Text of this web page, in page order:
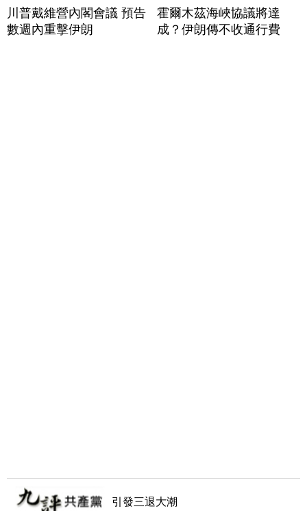
川普戴維營內閣會議 預告
數週內重擊伊朗
霍爾木茲海峽協議將達
成？伊朗傳不收通行費
引發三退大潮